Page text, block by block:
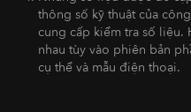
thông số kỹ thuật của
cung cấp kiểm tra số liệu.
nhau tùy vào phiên bản
cụ thể và mẫu điện thoại.